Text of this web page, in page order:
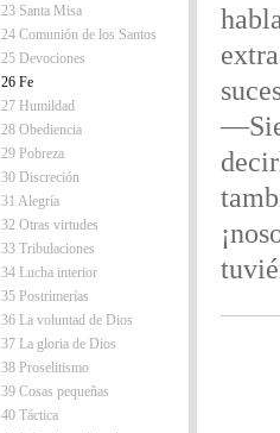
23 Santa Misa
24 Comunión de los Santos
25 Devociones
26 Fe
27 Humildad
28 Obediencia
29 Pobreza
30 Discreción
31 Alegría
32 Otras virtudes
33 Tribulaciones
34 Lucha interior
35 Postrimerías
36 La voluntad de Dios
37 La gloria de Dios
38 Proselitismo
39 Cosas pequeñas
40 Táctica